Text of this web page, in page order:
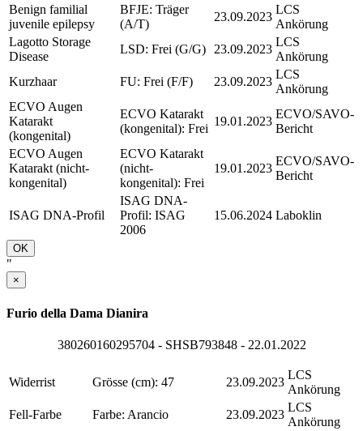
Benign familial
juvenile epilepsy
BFJE: Träger
(A/T)
23.09.2023
LCS
Ankörung
Lagotto Storage
Disease
LSD: Frei (G/G) 23.09.2023
LCS
Ankörung
Kurzhaar
FU: Frei (F/F) 23.09.2023
LCS
Ankörung
ECVO Augen
Katarakt
(kongenital)
ECVO Katarakt
(kongenital): Frei
19.01.2023
ECVO/SAVO-
Bericht
ECVO Augen
Katarakt (nicht-
kongenital)
ECVO Katarakt
(nicht-
kongenital): Frei
19.01.2023
ECVO/SAVO-
Bericht
ISAG DNA-Profil
ISAG DNA-
Profil: ISAG
2006
15.06.2024 Laboklin
OK
"
×
Furio della Dama Dianira
380260160295704 - SHSB793848 - 22.01.2022
Widerrist Grösse (cm): 47 23.09.2023
LCS
Ankörung
Fell-Farbe
Farbe: Arancio 23.09.2023
LCS
Ankörung